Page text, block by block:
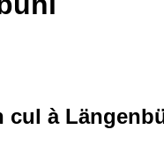
cul à